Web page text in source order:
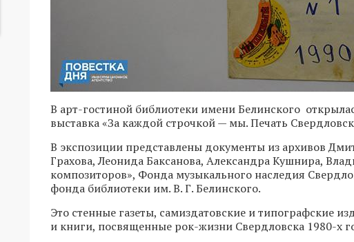
В арт-гостиной библиотеки имени Белинского
выставка «За каждой строчкой — мы. Печать
В экспозиции представлены документы из архивов
Грахова, Леонида Баксанова, Александра Кушнира,
композиторов», Фонда музыкального наследия
фонда библиотеки им. В. Г. Белинского.
Это стенные газеты, самиздатовские и типографские
и книги, посвященные рок-жизни Свердловска 1980-х